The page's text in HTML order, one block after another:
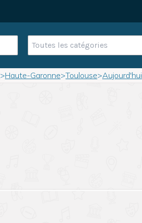
Toutes les catégories
>Haute-Garonne>Toulouse>Aujourd'hui